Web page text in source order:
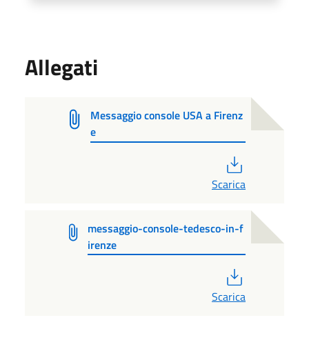
Allegati
Messaggio console USA a Firenz
e
Scarica
messaggio-console-tedesco-in-f
irenze
Scarica